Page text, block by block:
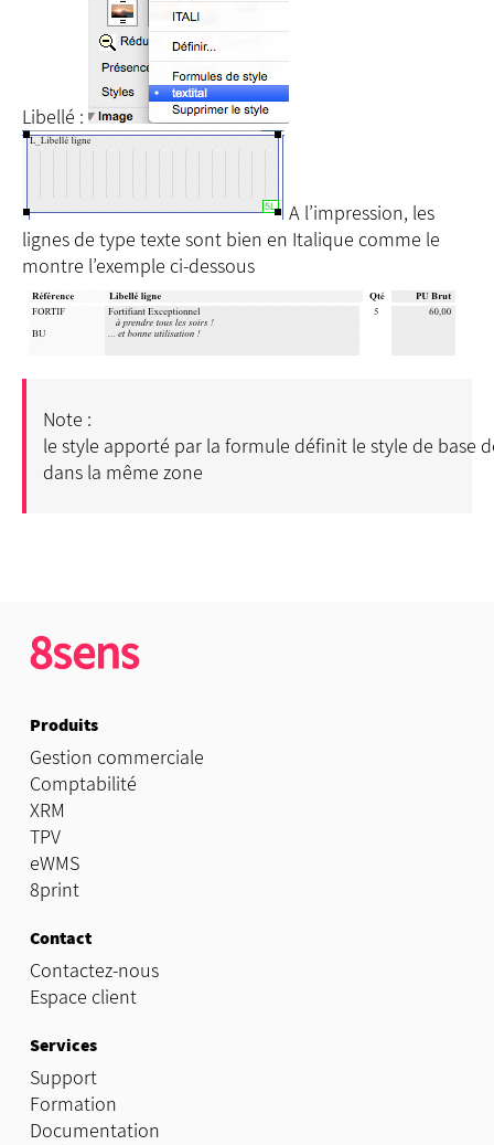
Libellé :
A l’impression, les
lignes de type texte sont bien en Italique comme le
montre l’exemple ci-dessous
Note :
le style apporté par la formule définit le style de base
dans la même zone
Produits
Gestion commerciale
Comptabilité
XRM
TPV
eWMS
8print
Contact
Contactez-nous
Espace client
Services
Support
Formation
Documentation